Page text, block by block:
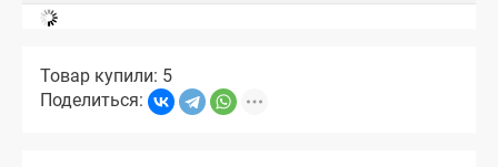
Товар купили: 5
Поделиться: